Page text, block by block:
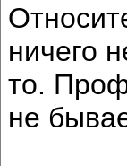
ничего
то.
не